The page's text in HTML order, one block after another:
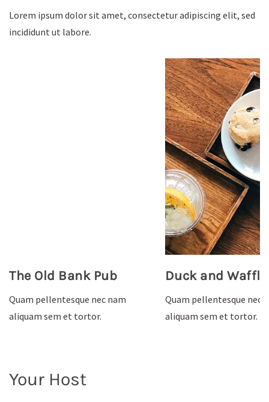
Lorem ipsum dolor sit amet, consectetur adipiscing elit, sed
incididunt ut labore.
The Old Bank Pub
Quam pellentesque nec nam
aliquam sem et tortor.
Duck and
Quam pellentesque nec
aliquam sem et tortor.
Your Host